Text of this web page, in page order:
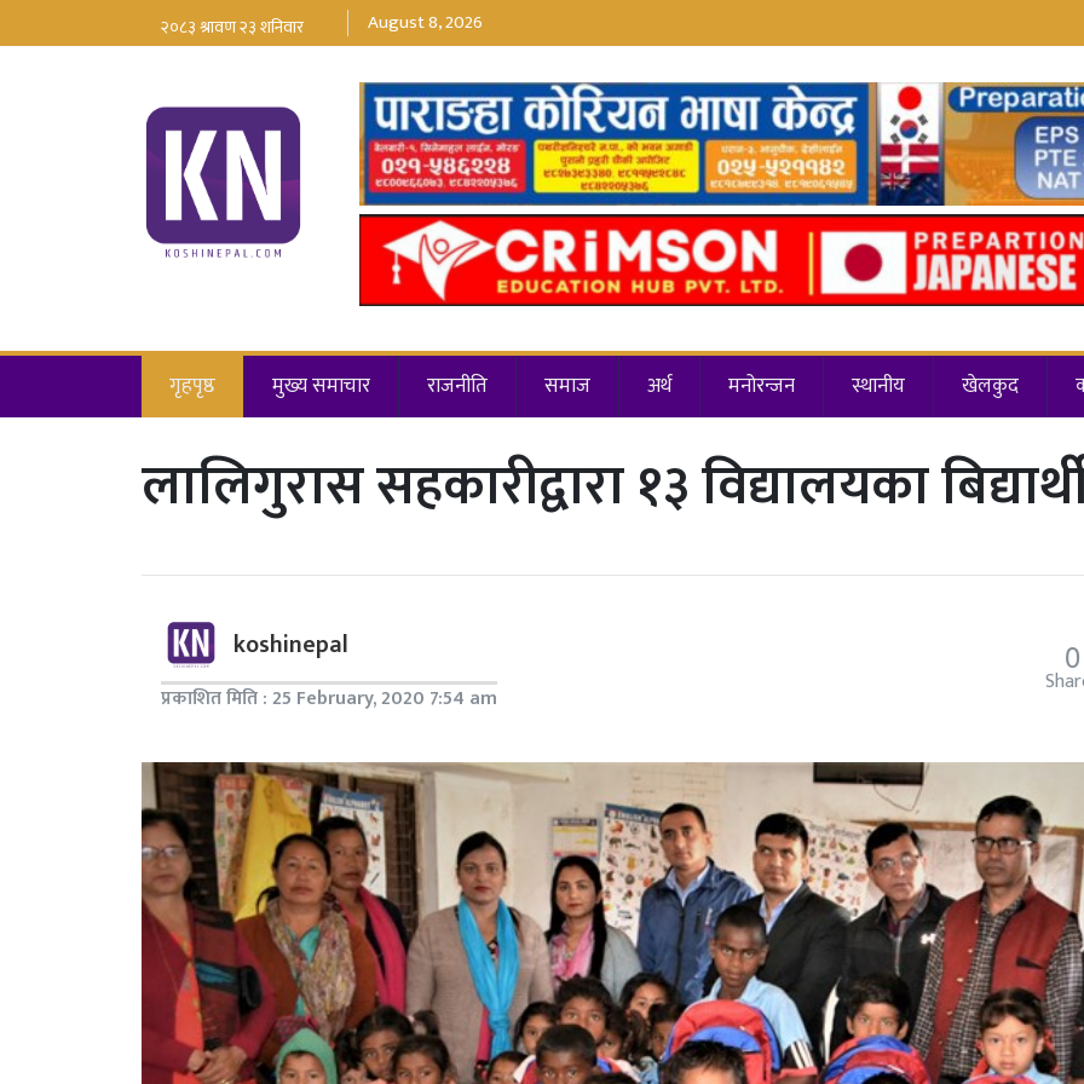
August 8, 2026
गृहपृष्ठ मुख्य समाचार राजनीति समाज अर्थ मनोरन्जन स्थानीय खेलकुद
लालिगुरास सहकारीद्वारा १३ विद्यालयका
koshinepal
प्रकाशित मिति : 25 February, 2020 7:54 am
0